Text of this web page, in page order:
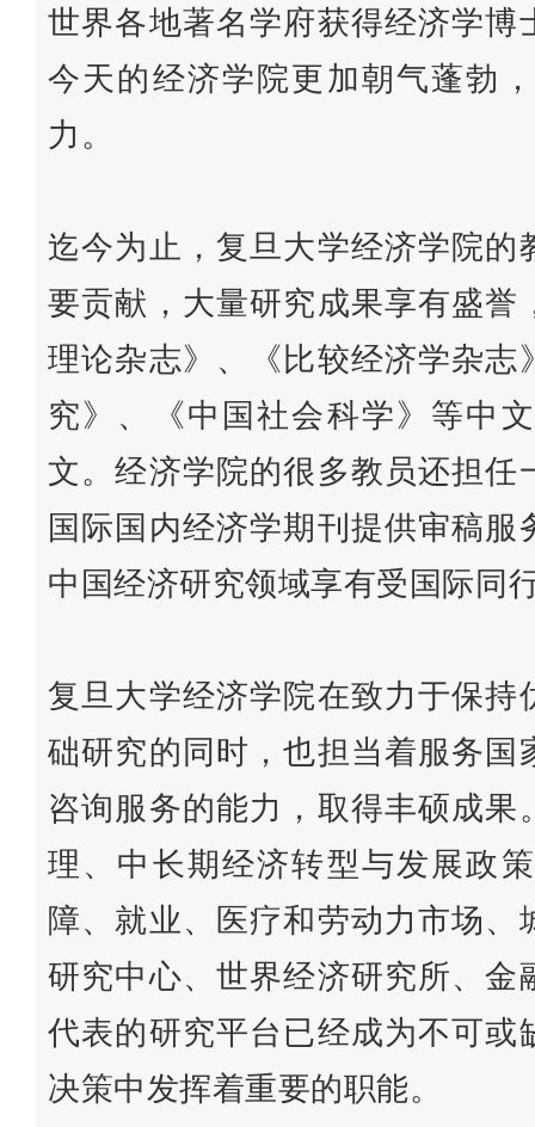
世界各地著名学府获得经济学
今天的经济学院更加朝气蓬勃
力。
迄今为止，复旦大学经济学院
要贡献，大量研究成果享有盛
理论杂志》、《比较经济学杂
究》、《中国社会科学》等中
文。经济学院的很多教员还担
国际国内经济学期刊提供审稿
中国经济研究领域享有受国际
复旦大学经济学院在致力于保
础研究的同时，也担当着服务
咨询服务的能力，取得丰硕成
理、中长期经济转型与发展政
障、就业、医疗和劳动力市场
研究中心、世界经济研究所、
代表的研究平台已经成为不可
决策中发挥着重要的职能。